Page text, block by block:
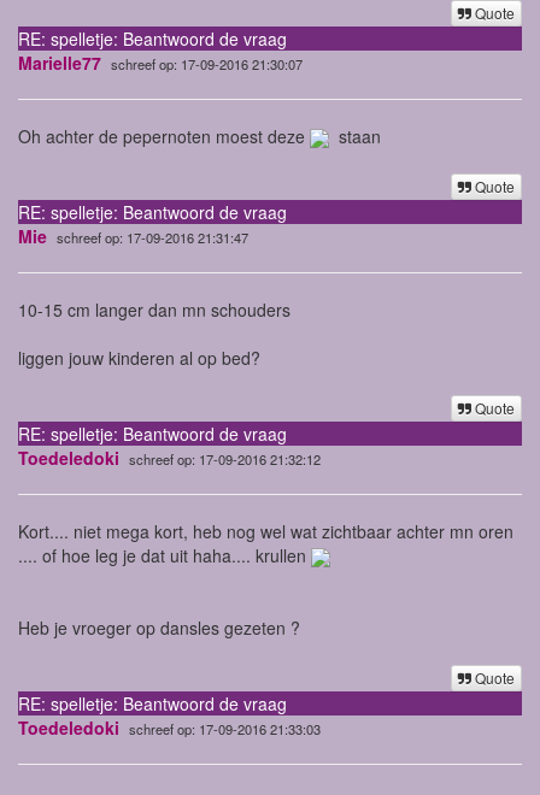
Quote
RE: spelletje: Beantwoord de vraag
Marielle77 schreef op: 17-09-2016 21:30:07
Oh achter de pepernoten moest deze staan
Quote
RE: spelletje: Beantwoord de vraag
Mie schreef op: 17-09-2016 21:31:47
10-15 cm langer dan mn schouders
liggen jouw kinderen al op bed?
Quote
RE: spelletje: Beantwoord de vraag
Toedeledoki schreef op: 17-09-2016 21:32:12
Kort.... niet mega kort, heb nog wel wat zichtbaar achter mn oren
.... of hoe leg je dat uit haha.... krullen
Heb je vroeger op dansles gezeten ?
Quote
RE: spelletje: Beantwoord de vraag
Toedeledoki schreef op: 17-09-2016 21:33:03